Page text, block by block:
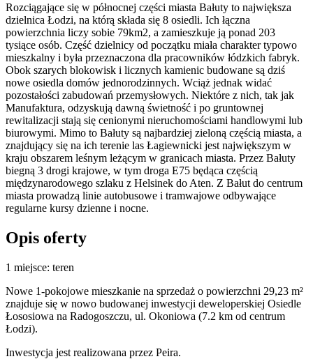
Rozciągające się w północnej części miasta Bałuty to największa
dzielnica Łodzi, na którą składa się 8 osiedli. Ich łączna
powierzchnia liczy sobie 79km2, a zamieszkuje ją ponad 203
tysiące osób. Część dzielnicy od początku miała charakter typowo
mieszkalny i była przeznaczona dla pracowników łódzkich fabryk.
Obok szarych blokowisk i licznych kamienic budowane są dziś
nowe osiedla domów jednorodzinnych. Wciąż jednak widać
pozostałości zabudowań przemysłowych. Niektóre z nich, tak jak
Manufaktura, odzyskują dawną świetność i po gruntownej
rewitalizacji stają się cenionymi nieruchomościami handlowymi lub
biurowymi. Mimo to Bałuty są najbardziej zieloną częścią miasta, a
znajdujący się na ich terenie las Łagiewnicki jest największym w
kraju obszarem leśnym leżącym w granicach miasta. Przez Bałuty
biegną 3 drogi krajowe, w tym droga E75 będąca częścią
międzynarodowego szlaku z Helsinek do Aten. Z Bałut do centrum
miasta prowadzą linie autobusowe i tramwajowe odbywające
regularne kursy dzienne i nocne.
Opis oferty
1 miejsce: teren
Nowe 1-pokojowe mieszkanie na sprzedaż o powierzchni 29,23 m²
znajduje się w nowo budowanej inwestycji deweloperskiej Osiedle
Łososiowa na Radogoszczu, ul. Okoniowa (7.2 km od centrum
Łodzi).
Inwestycja jest realizowana przez Peira.